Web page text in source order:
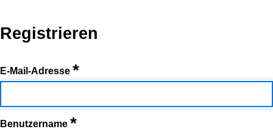
Registrieren
E-Mail-Adresse *
Benutzername *